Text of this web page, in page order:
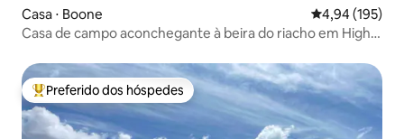
Casa ⋅ Boone 4,94 de uma
4,94 (195)
Casa de campo aconchegante à beira do riacho em High
Entre os melhores preferidos dos hóspedes
Preferido dos hóspedes